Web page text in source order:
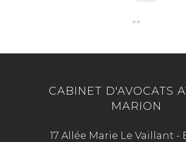
>>
CABINET D'AVOCATS
MARION
17 Allée Marie Le Vaillant -